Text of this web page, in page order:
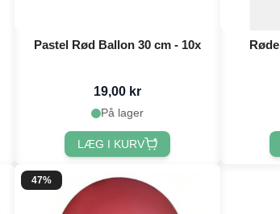
Pastel Rød Ballon 30 cm - 10x
19,00 kr
På lager
LÆG I KURV
47%